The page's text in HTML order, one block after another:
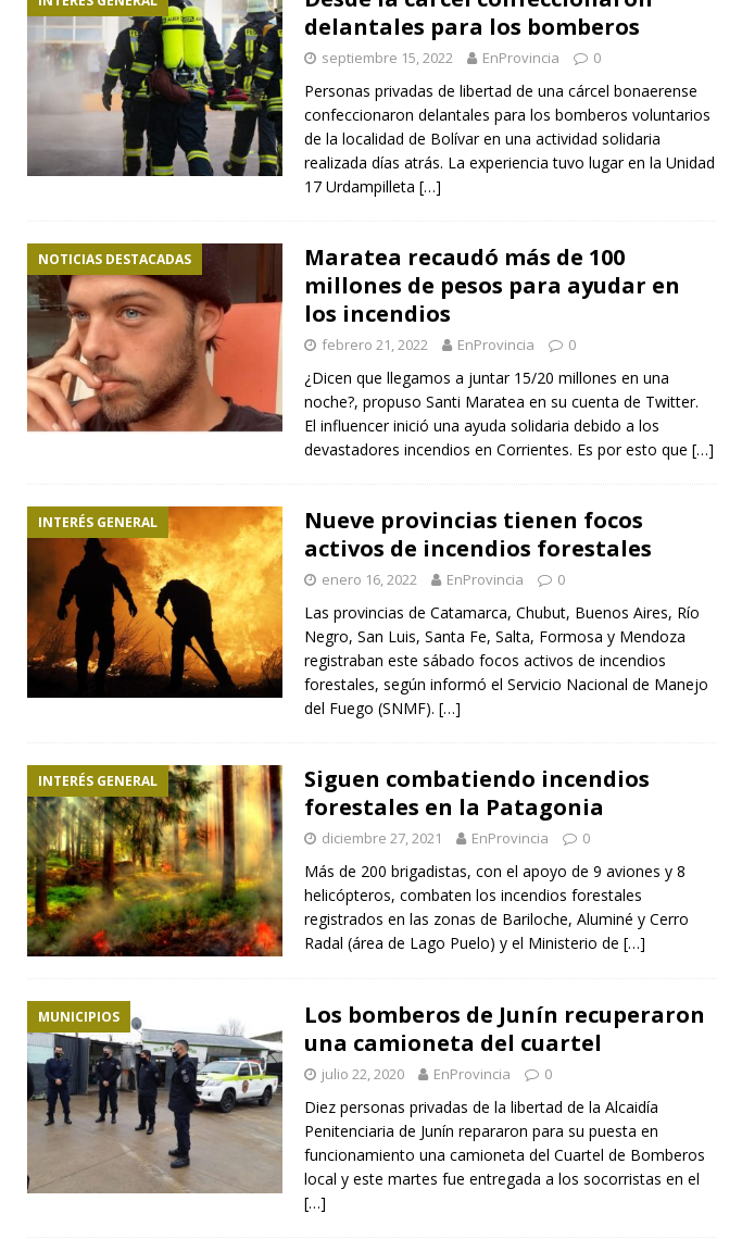
delantales para los bomberos
septiembre 15, 2022 EnProvincia 0
Personas privadas de libertad de una cárcel bonaerense
confeccionaron delantales para los bomberos voluntarios
de la localidad de Bolívar en una actividad solidaria
realizada días atrás. La experiencia tuvo lugar en la Unidad
17 Urdampilleta […]
NOTICIAS DESTACADAS
Maratea recaudó más de 100
millones de pesos para ayudar en
los incendios
febrero 21, 2022 EnProvincia 0
¿Dicen que llegamos a juntar 15/20 millones en una
noche?, propuso Santi Maratea en su cuenta de Twitter.
El influencer inició una ayuda solidaria debido a los
devastadores incendios en Corrientes. Es por esto que […]
INTERÉS GENERAL
Nueve provincias tienen focos
activos de incendios forestales
enero 16, 2022 EnProvincia 0
Las provincias de Catamarca, Chubut, Buenos Aires, Río
Negro, San Luis, Santa Fe, Salta, Formosa y Mendoza
registraban este sábado focos activos de incendios
forestales, según informó el Servicio Nacional de Manejo
del Fuego (SNMF). […]
INTERÉS GENERAL
Siguen combatiendo incendios
forestales en la Patagonia
diciembre 27, 2021 EnProvincia 0
Más de 200 brigadistas, con el apoyo de 9 aviones y 8
helicópteros, combaten los incendios forestales
registrados en las zonas de Bariloche, Aluminé y Cerro
Radal (área de Lago Puelo) y el Ministerio de […]
MUNICIPIOS
Los bomberos de Junín recuperaron
una camioneta del cuartel
julio 22, 2020 EnProvincia 0
Diez personas privadas de la libertad de la Alcaidía
Penitenciaria de Junín repararon para su puesta en
funcionamiento una camioneta del Cuartel de Bomberos
local y este martes fue entregada a los socorristas en el
[…]